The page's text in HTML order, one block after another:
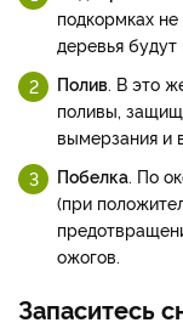
подкормках
деревья
Полив . В это
поливы,
вымерзания и
Побелка . По
(при
ожогов.
Запаситесь